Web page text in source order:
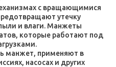
с вращающимися
утечку
и влаги. Манжеты
которые работают под
манжет, применяют в
насосах и других